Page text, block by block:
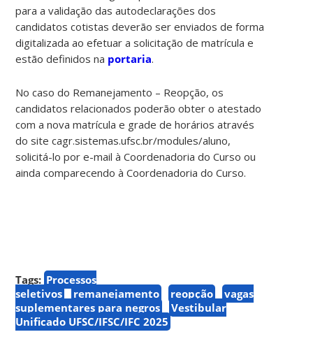
para a validação das autodeclarações dos
candidatos cotistas deverão ser enviados de forma
digitalizada ao efetuar a solicitação de matrícula e
estão definidos na portaria.
No caso do Remanejamento – Reopção, os
candidatos relacionados poderão obter o atestado
com a nova matrícula e grade de horários através
do site cagr.sistemas.ufsc.br/modules/aluno,
solicitá-lo por e-mail à Coordenadoria do Curso ou
ainda comparecendo à Coordenadoria do Curso.
Tags: Processos
seletivos
remanejamento reopção
vagas
suplementares para negros
Vestibular
Unificado UFSC/IFSC/IFC 2025